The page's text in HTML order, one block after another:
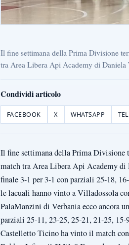
Il fine settimana della Prima Divisione
tra Area Libera Api Academy di
Condividi articolo
FACEBOOK X WHATSAPP
Il fine settimana della Prima Divisione
match tra Area Libera Api Academy
finale 3-1 per 3-1 con parziali 25-18,
le lacuali hanno vinto a Villadossola
PalaManzini di Verbania ecco ancora
parziali 25-11, 23-25, 25-21, 21-25,
Castelletto Ticino ha vinto il match